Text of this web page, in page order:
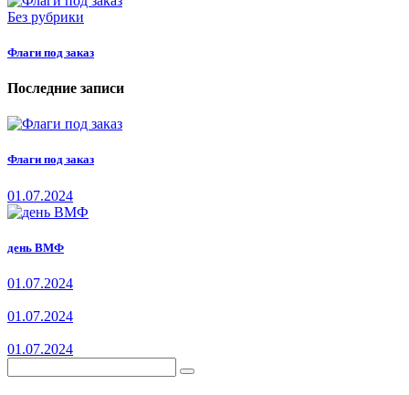
Без рубрики
Флаги под заказ
Последние записи
Флаги под заказ
01.07.2024
день ВМФ
01.07.2024
01.07.2024
01.07.2024